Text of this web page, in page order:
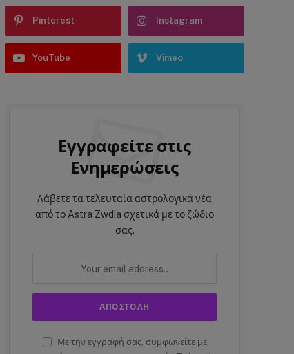
Pinterest Instagram
YouTube Vimeo
Εγγραφείτε στις
Ενημερώσεις
Λάβετε τα τελευταία αστρολογικά νέα
από το Astra Zwdia σχετικά με το ζώδιο
σας.
Με την εγγραφή σας, συμφωνείτε με